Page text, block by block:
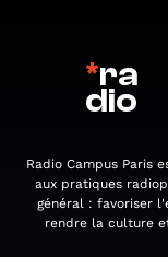
*ra
dio
Radio Campus Paris
aux pratiques
général : favoriser
rendre la culture